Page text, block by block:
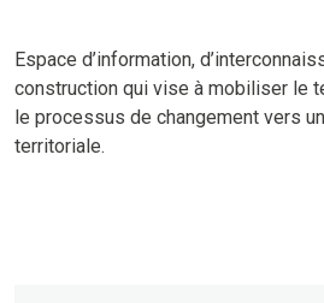
Espace d’information,
construction qui vise à mobiliser le
le processus de changement vers
territoriale.